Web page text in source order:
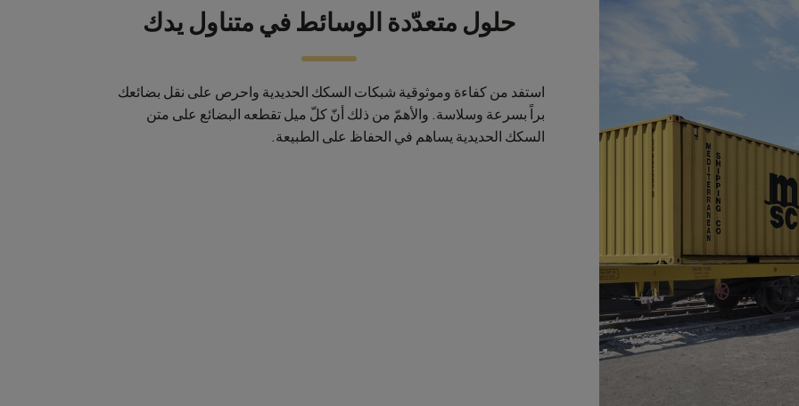
حلول متعدّدة الوسائط في متناول يدك
استفد من كفاءة وموثوقية شبكات السكك الحديدية واحرص على نقل بضائعك
براً بسرعة وسلاسة. والأهمّ من ذلك أنّ كلّ ميل تقطعه البضائع على متن
السكك الحديدية يساهم في الحفاظ على الطبيعة.